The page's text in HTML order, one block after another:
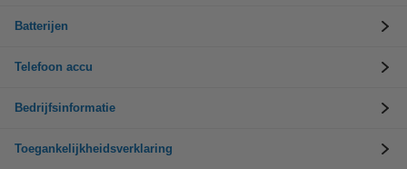
Batterijen
Telefoon accu
Bedrijfsinformatie
Toegankelijkheidsverklaring